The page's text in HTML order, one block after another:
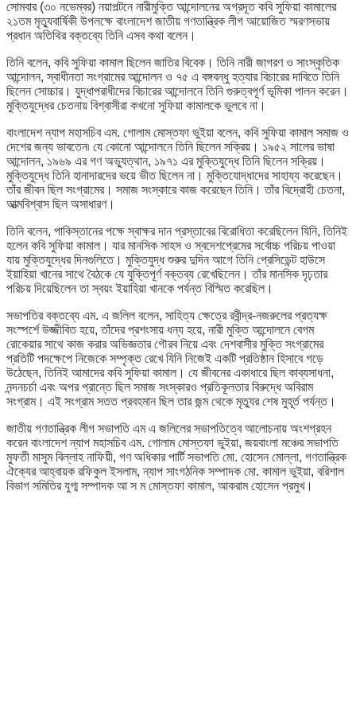
সোমবার (৩০ নভেম্বর) নয়াপল্টনে নারীমুক্তি আন্দোলনের অগ্রদূত কবি সুফিয়া কামালের
২১তম মৃত্যুবার্ষিকী উপলক্ষে বাংলাদেশ জাতীয় গণতান্ত্রিক লীগ আয়োজিত স্মরণসভায়
প্রধান অতিথির বক্তব্যে তিনি এসব কথা বলেন।
তিনি বলেন, কবি সুফিয়া কামাল ছিলেন জাতির বিবেক। তিনি নারী জাগরণ ও সাংস্কৃতিক
আন্দোলন, স্বাধীনতা সংগ্রামের আন্দোলন ও ৭৫ এ বঙ্গবন্ধু হত্যার বিচারের দাবিতে তিনি
ছিলেন সোচ্চার। যুদ্ধাপরাধীদের বিচারের আন্দোলনে তিনি গুরুত্বপূর্ণ ভূমিকা পালন করেন।
মুক্তিযুদ্ধের চেতনায় বিশ্বাসীরা কখনো সুফিয়া কামালকে ভুলবে না।
বাংলাদেশ ন্যাপ মহাসচিব এম. গোলাম মোস্তফা ভুইয়া বলেন, কবি সুফিয়া কামাল সমাজ ও
দেশের জন্য ভাবতেন৷ যে কোনো আন্দোলনে তিনি ছিলেন সক্রিয়। ১৯৫২ সালের ভাষা
আন্দোলন, ১৯৬৯ এর গণ অভ্যুত্থান, ১৯৭১ এর মুক্তিযুদ্ধে তিনি ছিলেন সক্রিয়।
মুক্তিযুদ্ধে তিনি হানাদারদের ভয়ে ভীত ছিলেন না। মুক্তিযোদ্ধাদের সাহায্য করেছেন।
তাঁর জীবন ছিল সংগ্রামের। সমাজ সংস্কারে কাজ করেছেন তিনি। তাঁর বিদ্রোহী চেতনা,
আত্মবিশ্বাস ছিল অসাধারণ।
তিনি বলেন, পাকিস্তানের পক্ষে স্বাক্ষর দান প্রস্তাবের বিরোধিতা করেছিলেন যিনি, তিনিই
হলেন কবি সুফিয়া কামাল। যার মানসিক সাহস ও স্বদেশপ্রেমের সর্বোচ্চ পরিচয় পাওয়া
যায় মুক্তিযুদ্ধের দিনগুলিতে। মুক্তিযুদ্ধ শুরুর দুদিন আগে তিনি প্রেসিডেন্ট হাউসে
ইয়াহিয়া খানের সাথে বৈঠকে যে যুক্তিপূর্ণ বক্তব্য রেখেছিলেন। তাঁর মানসিক দৃঢ়তার
পরিচয় দিয়েছিলেন তা স্বয়ং ইয়াহিয়া খানকে পর্যন্ত বিস্মিত করেছিল।
সভাপতির বক্তব্যে এম. এ জলিল বলেন, সাহিত্য ক্ষেত্রে রবীন্দ্র-নজরুলের প্রত্যক্ষ
সংস্পর্শে উজ্জীবিত হয়ে, তাঁদের প্রশংসায় ধন্য হয়ে, নারী মুক্তি আন্দোলনে বেগম
রোকেয়ার সাথে কাজ করার অভিজ্ঞতার গৌরব নিয়ে এবং দেশবাসীর মুক্তি সংগ্রামের
প্রতিটি পদক্ষেপে নিজেকে সম্পৃক্ত রেখে যিনি নিজেই একটি প্রতিষ্ঠান হিসাবে গড়ে
উঠেছেন, তিনিই আমাদের কবি সুফিয়া কামাল। যে জীবনের একাধারে ছিল কাব্যসাধনা,
নন্দনচর্চা এবং অপর প্রান্তে ছিল সমাজ সংস্কারও প্রতিকূলতার বিরুদ্ধে অবিরাম
সংগ্রাম। এই সংগ্রাম সতত প্রবহমান ছিল তার জন্ম থেকে মৃত্যুর শেষ মুহূর্ত পর্যন্ত।
জাতীয় গণতান্ত্রিক লীগ সভাপতি এম এ জলিলের সভাপতিত্বে আলোচনায় অংশগ্রহন
করেন বাংলাদেশ ন্যাপ মহাসচিব এম. গোলাম মোস্তফা ভুইয়া, জয়বাংলা মঞ্চের সভাপতি
মুফতী মাসুম বিল্লাহ নাফিয়ী, গণ অধিকার পার্টি সভাপতি মো. হোসেন মোল্লা, গণতান্ত্রিক
ঐক্যের আহ্বায়ক রফিকুল ইসলাম, ন্যাপ সাংগঠনিক সম্পাদক মো. কামাল ভুইয়া, বরিশাল
বিভাগ সমিতির যুগ্ম সম্পাদক আ স ম মোস্তফা কামাল, আকরাম হোসেন প্রমুখ।